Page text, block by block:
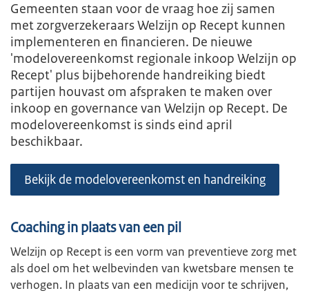
Gemeenten staan voor de vraag hoe zij samen
met zorgverzekeraars Welzijn op Recept kunnen
implementeren en financieren. De nieuwe
'modelovereenkomst regionale inkoop Welzijn op
Recept' plus bijbehorende handreiking biedt
partijen houvast om afspraken te maken over
inkoop en governance van Welzijn op Recept. De
modelovereenkomst is sinds eind april
beschikbaar.
Bekijk de modelovereenkomst en handreiking
Coaching in plaats van een pil
Welzijn op Recept is een vorm van preventieve zorg met
als doel om het welbevinden van kwetsbare mensen te
verhogen. In plaats van een medicijn voor te schrijven,